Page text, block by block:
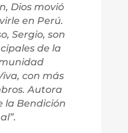
Dios movió
en Perú.
Sergio, son
de la
con más
Autora
la Bendición